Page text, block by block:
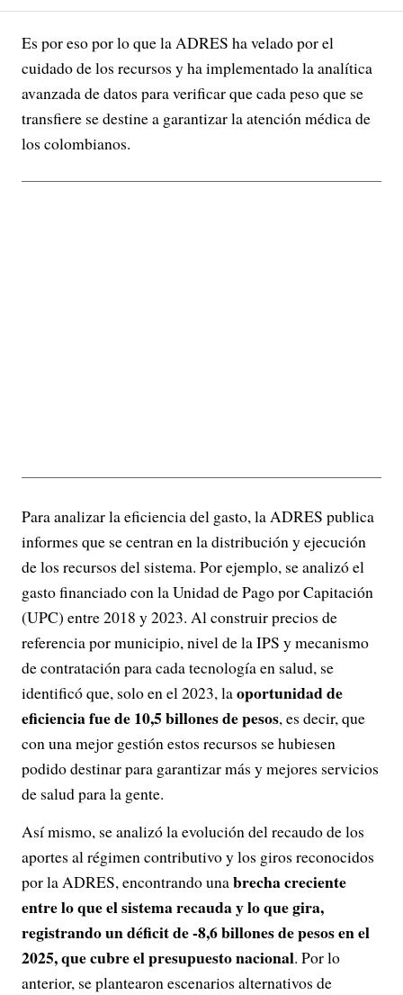
Es por eso por lo que la ADRES ha velado por el
cuidado de los recursos y ha implementado la analítica
avanzada de datos para verificar que cada peso que se
transfiere se destine a garantizar la atención médica de
los colombianos.
Para analizar la eficiencia del gasto, la ADRES publica
informes que se centran en la distribución y ejecución
de los recursos del sistema. Por ejemplo, se analizó el
gasto financiado con la Unidad de Pago por Capitación
(UPC) entre 2018 y 2023. Al construir precios de
referencia por municipio, nivel de la IPS y mecanismo
de contratación para cada tecnología en salud, se
identificó que, solo en el 2023, laoportunidad de
eficiencia fue de 10,5 billones de pesos, es decir, que
con una mejor gestión estos recursos se hubiesen
podido destinar para garantizar más y mejores servicios
de salud para la gente.
Así mismo, se analizó la evolución del recaudo de los
aportes al régimen contributivo y los giros reconocidos
por la ADRES, encontrando unabrecha creciente
entre lo que el sistema recauda y lo que gira,
registrando un déficit de -8,6 billones de pesos en el
2025, que cubre el presupuesto nacional. Por lo
anterior, se plantearon escenarios alternativos de